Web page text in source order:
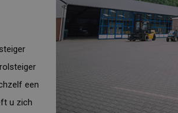
een
u zich